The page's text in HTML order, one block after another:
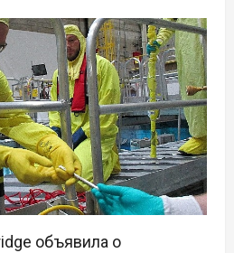
объявила о